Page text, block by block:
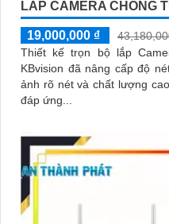
LẮP CAMERA CHỐNG
19,000,000 ₫
Thiết kế trọn bộ lắp
KBvision đã nâng cấp độ
ảnh rõ nét và chất lượng cao hơn. Bộ camera này
đáp ứng...